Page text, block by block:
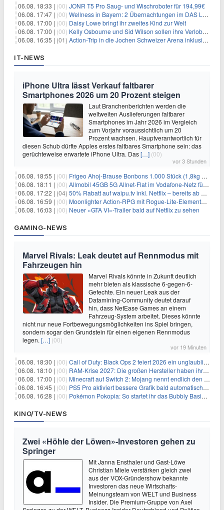
06.08. 18:33 | (00) JONR T5 Pro Saug- und Wischroboter für 194,99€
06.08. 17:47 | (00) Wellness in Bayern: 2 Übernachtungen im DAS LUDWIG Sports Resort inkl. HP + Wellness ab 174€ p.P.
06.08. 17:00 | (00) Daisy Lowe bringt ihr zweites Kind zur Welt
06.08. 17:00 | (00) Kelly Osbourne und Sid Wilson sollen ihre Verlobung gelöst haben
06.08. 16:35 | (01) Action-Trip in die Jochen Schweizer Arena inklusive Premium Hotel und Frühstück ab 59€ p.P.
IT-NEWS
iPhone Ultra lässt Verkauf faltbarer
Smartphones 2026 um 20 Prozent steigen
Laut Branchenberichten werden die
weltweiten Auslieferungen faltbarer
Smartphones im Jahr 2026 im Vergleich
zum Vorjahr voraussichtlich um 20
Prozent wachsen. Hauptverantwortlich für
diesen Schub dürfte Apples erstes faltbares Smartphone sein: das
gerüchteweise erwartete iPhone Ultra. Das[…] (00)
vor 3 Stunden
06.08. 18:55 | (00) Frigeo Ahoj-Brause Bonbons 1.000 Stück (1,8kg Eimer) für 6,29€
06.08. 18:11 | (00) Allmobil 45GB 5G Allnet-Flat im Vodafone-Netz für eff. 5,91€/Monat dank 50€ Wechselbonus + 0€ AG
06.08. 17:22 | (04) 50% Rabatt auf waipu.tv inkl. Netflix – bereits ab 9€/Monat (statt 17,99€)
06.08. 16:59 | (00) Moonlighter Action-RPG mit Rogue-Lite-Elementen kostenlos bei Steam
06.08. 16:03 | (00) Neuer «GTA VI»-Trailer bald auf Netflix zu sehen
GAMING-NEWS
Marvel Rivals: Leak deutet auf Rennmodus mit
Fahrzeugen hin
Marvel Rivals könnte in Zukunft deutlich
mehr bieten als klassische 6-gegen-6-
Gefechte. Ein neuer Leak aus der
Datamining-Community deutet darauf
hin, dass NetEase Games an einem
Fahrzeug-System arbeitet. Dieses könnte
nicht nur neue Fortbewegungsmöglichkeiten ins Spiel bringen,
sondern sogar den Grundstein für einen eigenen Rennmodus
legen. […] (00)
vor 19 Minuten
06.08. 18:30 | (00) Call of Duty: Black Ops 2 feiert 2026 ein unglaubliches Comeback
06.08. 18:10 | (00) RAM-Krise 2027: Die großen Hersteller haben ihre Produktion offenbar schon verkauft
06.08. 17:00 | (00) Minecraft auf Switch 2: Mojang nennt endlich den Releasetermin
06.08. 16:45 | (00) PS5 Pro aktiviert bessere Grafik bald automatisch, aber das Update ist kleiner als gedacht
06.08. 16:28 | (00) Pokémon Pokopia: So startet ihr das Bubbly Basin-DLC
KINO/TV-NEWS
Zwei «Höhle der Löwen»-Investoren gehen zu
Springer
Mit Janna Ensthaler und Gast-Löwe
Christian Miele verstärken gleich zwei
aus der VOX-Gründershow bekannte
Investoren das neue Wirtschafts-
Meinungsteam von WELT und Business
Insider. Die Premium-Gruppe von Axel